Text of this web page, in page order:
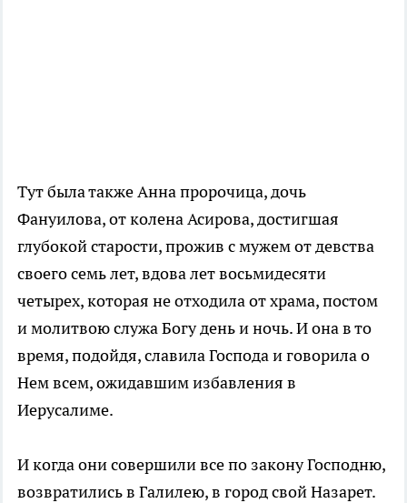
Тут была также Анна пророчица, дочь
Фануилова, от колена Асирова, достигшая
глубокой старости, прожив с мужем от девства
своего семь лет, вдова лет восьмидесяти
четырех, которая не отходила от храма, постом
и молитвою служа Богу день и ночь. И она в то
время, подойдя, славила Господа и говорила о
Нем всем, ожидавшим избавления в
Иерусалиме.
И когда они совершили все по закону Господню,
возвратились в Галилею, в город свой Назарет.